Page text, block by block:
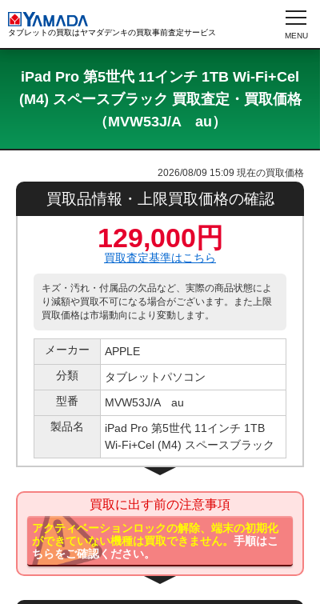
タブレットの買取はヤマダデンキの買取事前査定サービス
iPad Pro 第5世代 11インチ 1TB Wi-Fi+Cel
(M4) スペースブラック 買取査定・買取価格
（MVW53J/A au）
2026/08/09 15:09 現在の買取価格
買取品情報・上限買取価格の確認
129,000円
買取査定基準はこちら
キズ・汚れ・付属品の欠品など、実際の商品状態によ
り減額や買取不可になる場合がございます。また上限
買取価格は市場動向により変動します。
メーカー
APPLE
分類
タブレットパソコン
型番
MVW53J/A au
製品名
iPad Pro 第5世代 11インチ 1TB
Wi-Fi+Cel (M4) スペースブラック
買取に出す前の注意事項
アクティベーションロックの解除、端末の初期化
ができていない機種は買取できません。手順はこ
ちらをご確認ください。